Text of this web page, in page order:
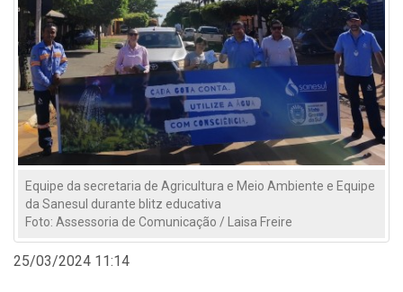
Equipe da secretaria de Agricultura e Meio Ambiente e Equipe
da Sanesul durante blitz educativa
Foto: Assessoria de Comunicação / Laisa Freire
25/03/2024 11:14